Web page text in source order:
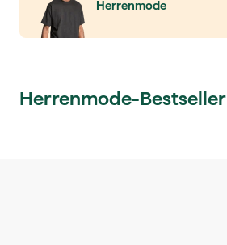
Herrenmode
Herrenmode-Bestseller